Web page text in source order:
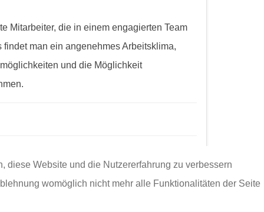
Mitarbeiter, die in einem engagierten Team
man ein angenehmes Arbeitsklima,
und die Möglichkeit
diese Website und die Nutzererfahrung zu verbessern
womöglich nicht mehr alle Funktionalitäten der Seite